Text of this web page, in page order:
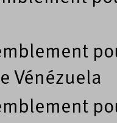
Vénézuela